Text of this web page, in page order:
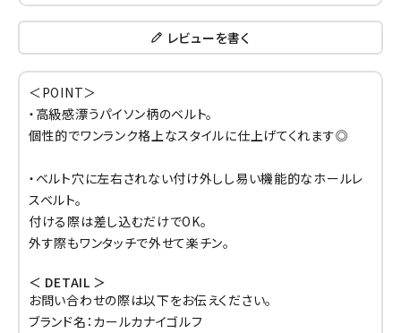
レビューを書く
＜POINT＞
・高級感漂うパイソン柄のベルト。
個性的でワンランク格上なスタイルに仕上げてくれます◎
・ベルト穴に左右されない付け外しし易い機能的なホールレ
スベルト。
付ける際は差し込むだけでOK。
外す際もワンタッチで外せて楽チン。
＜ DETAIL ＞
お問い合わせの際は以下をお伝えください。
ブランド名：カールカナイゴルフ